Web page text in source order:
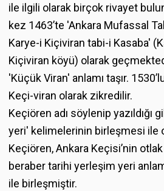
ile ilgili olarak birçok rivayet
kez 1463’te 'Ankara Mufassal
Karye-i Kiçiviran tabi-i Kasaba'
Kiçiviran köyü) olarak
'Küçük Viran' anlamı taşır.
Keçi-viran olarak zikredilir.
Keçiören adı söylenip yazıldığı
yeri' kelimelerinin birleşmesi ile
Keçiören, Ankara Keçisi’nin
beraber tarihi yerleşim yeri
ile birleşmiştir.